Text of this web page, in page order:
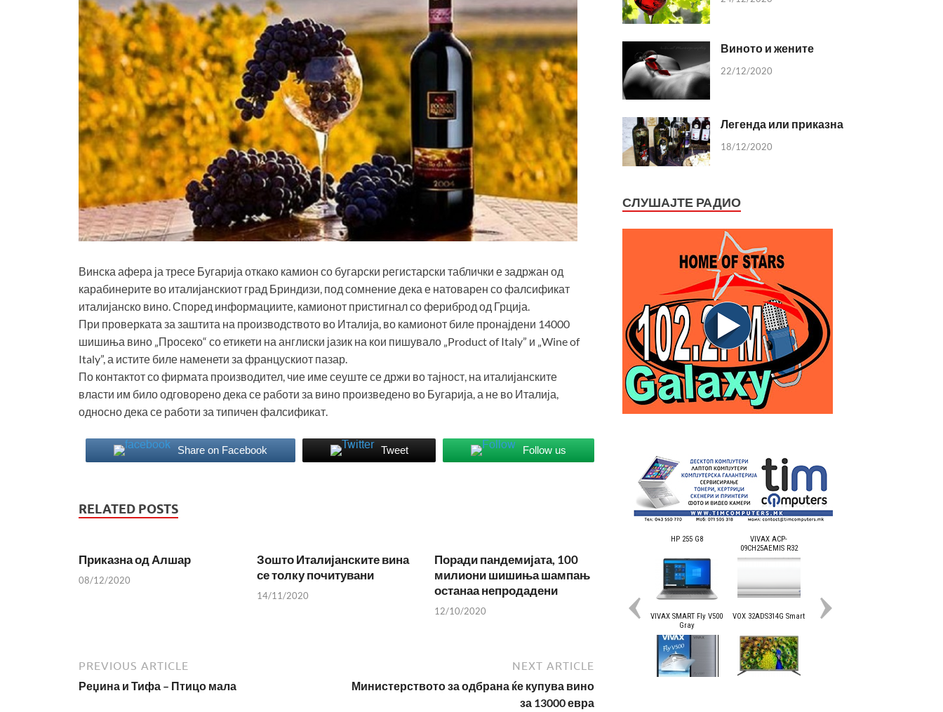
Винска афера ја тресе Бугарија откако камион со бугарски регистарски таблички е задржан од
карабинерите во италијанскиот град Бриндизи, под сомнение дека е натоварен со фалсификат
италијанско вино. Според информациите, камионот пристигнал со фериброд од Грција.
При проверката за заштита на производството во Италија, во камионот биле пронајдени 14000
шишиња вино „Просеко“ со етикети на англиски јазик на кои пишувало „Product of Italy” и „Wine of
Italy”, а истите биле наменети за францускиот пазар.
По контактот со фирмата производител, чие име сеуште се држи во тајност, на италијанските
власти им било одговорено дека се работи за вино произведено во Бугарија, а не во Италија,
односно дека се работи за типичен фалсификат.
Share on Facebook Tweet Follow us
RELATED POSTS
Приказна од Алшар
08/12/2020
Зошто Италијанските вина
се толку почитувани
14/11/2020
Поради пандемијата, 100
милиони шишиња шампањ
останаа непродадени
12/10/2020
PREVIOUS ARTICLE
Реџина и Тифа – Птицо мала
NEXT ARTICLE
Министерството за одбрана ќе купува вино
за 13000 евра
Виното и жените
22/12/2020
Легенда или приказна
18/12/2020
СЛУШАЈТЕ РАДИО